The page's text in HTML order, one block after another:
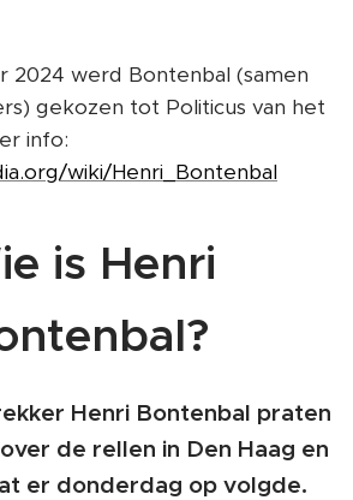
2024 werd Bontenbal (samen
gekozen tot Politicus van het
info:
wiki/Henri_Bontenbal
is Henri
Henri Bontenbal praten
de rellen in Den Haag en
er donderdag op volgde.